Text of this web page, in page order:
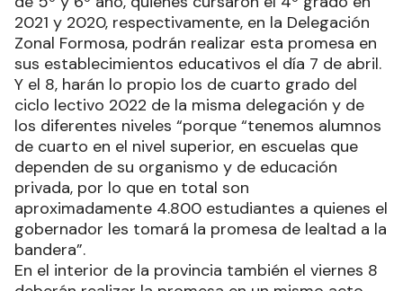
2021 y 2020, respectivamente, en la Delegación
Zonal Formosa, podrán realizar esta promesa en
sus establecimientos educativos el día 7 de abril.
Y el 8, harán lo propio los de cuarto grado del
ciclo lectivo 2022 de la misma delegación y de
los diferentes niveles “porque “tenemos alumnos
de cuarto en el nivel superior, en escuelas que
dependen de su organismo y de educación
privada, por lo que en total son
aproximadamente 4.800 estudiantes a quienes el
gobernador les tomará la promesa de lealtad a la
bandera”.
En el interior de la provincia también el viernes 8